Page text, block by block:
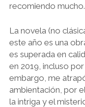
recomiendo mucho.
La novela (no
este año es una
es superada en
en 2019, incluso
embargo, me
ambientación, por
la intriga y el